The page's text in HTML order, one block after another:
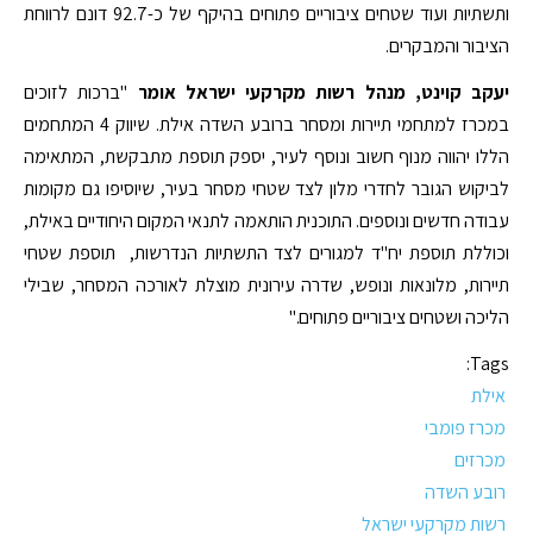
ותשתיות ועוד שטחים ציבוריים פתוחים בהיקף של כ-92.7 דונם לרווחת
הציבור והמבקרים.
יעקב קוינט, מנהל רשות מקרקעי ישראל אומר "ברכות לזוכים
במכרז למתחמי תיירות ומסחר ברובע השדה אילת. שיווק 4 המתחמים
הללו יהווה מנוף חשוב ונוסף לעיר, יספק תוספת מתבקשת, המתאימה
לביקוש הגובר לחדרי מלון לצד שטחי מסחר בעיר, שיוסיפו גם מקומות
עבודה חדשים ונוספים. התוכנית הותאמה לתנאי המקום היחודיים באילת,
וכוללת תוספת יח"ד למגורים לצד התשתיות הנדרשות, תוספת שטחי
תיירות, מלונאות ונופש, שדרה עירונית מוצלת לאורכה המסחר, שבילי
הליכה ושטחים ציבוריים פתוחים."
Tags:
אילת
מכרז פומבי
מכרזים
רובע השדה
רשות מקרקעי ישראל